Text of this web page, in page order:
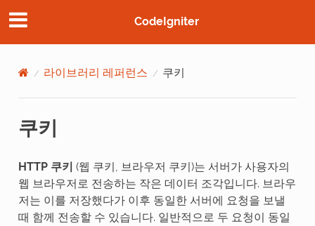
CodeIgniter
라이브러리 레퍼런스 쿠키
쿠키
HTTP 쿠키 (웹 쿠키, 브라우저 쿠키)는 서버가 사용자의
웹 브라우저로 전송하는 작은 데이터 조각입니다. 브라우
저는 이를 저장했다가 이후 동일한 서버에 요청을 보낼
때 함께 전송할 수 있습니다. 일반적으로 두 요청이 동일